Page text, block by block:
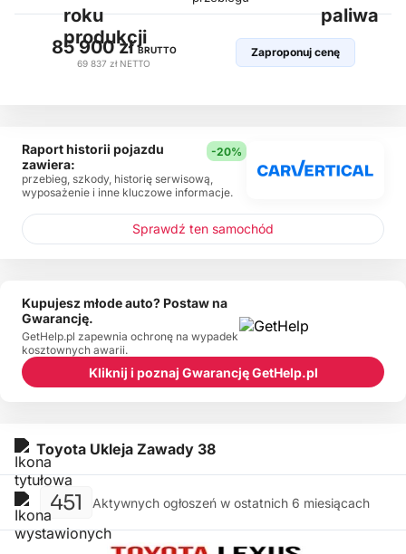
85 900 złBRUTTO
69 837 zł NETTO
Zaproponuj cenę
Toyota Ukleja Zawady 38
451 Aktywnych ogłoszeń w ostatnich 6 miesiącach
Raport historii pojazdu
zawiera:
-20%
przebieg, szkody, historię serwisową,
wyposażenie i inne kluczowe informacje.
Sprawdź ten samochód
Kupujesz młode auto? Postaw na
Gwarancję.
GetHelp.pl zapewnia ochronę na wypadek
kosztownych awarii.
Kliknij i poznaj Gwarancję GetHelp.pl